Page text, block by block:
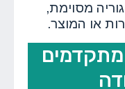
מסוימת,
או המוצר.
מתקדמים